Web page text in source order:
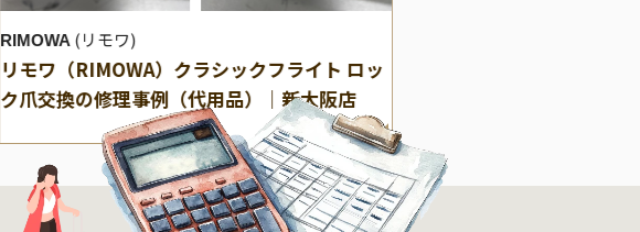
RIMOWA (リモワ)
リモワ（RIMOWA）クラシックフライト ロッ
ク爪交換の修理事例（代用品）｜新大阪店